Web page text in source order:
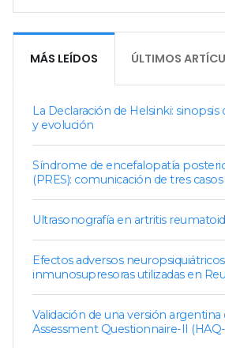
MÁS LEÍDOS ÚLTIMOS
La Declaración de Helsinki:
y evolución
Síndrome de encefalopatía
(PRES): comunicación de tres casos
Ultrasonografía en artritis
Efectos adversos
inmunosupresoras utilizadas en
Validación de una versión
Assessment Questionnaire-II